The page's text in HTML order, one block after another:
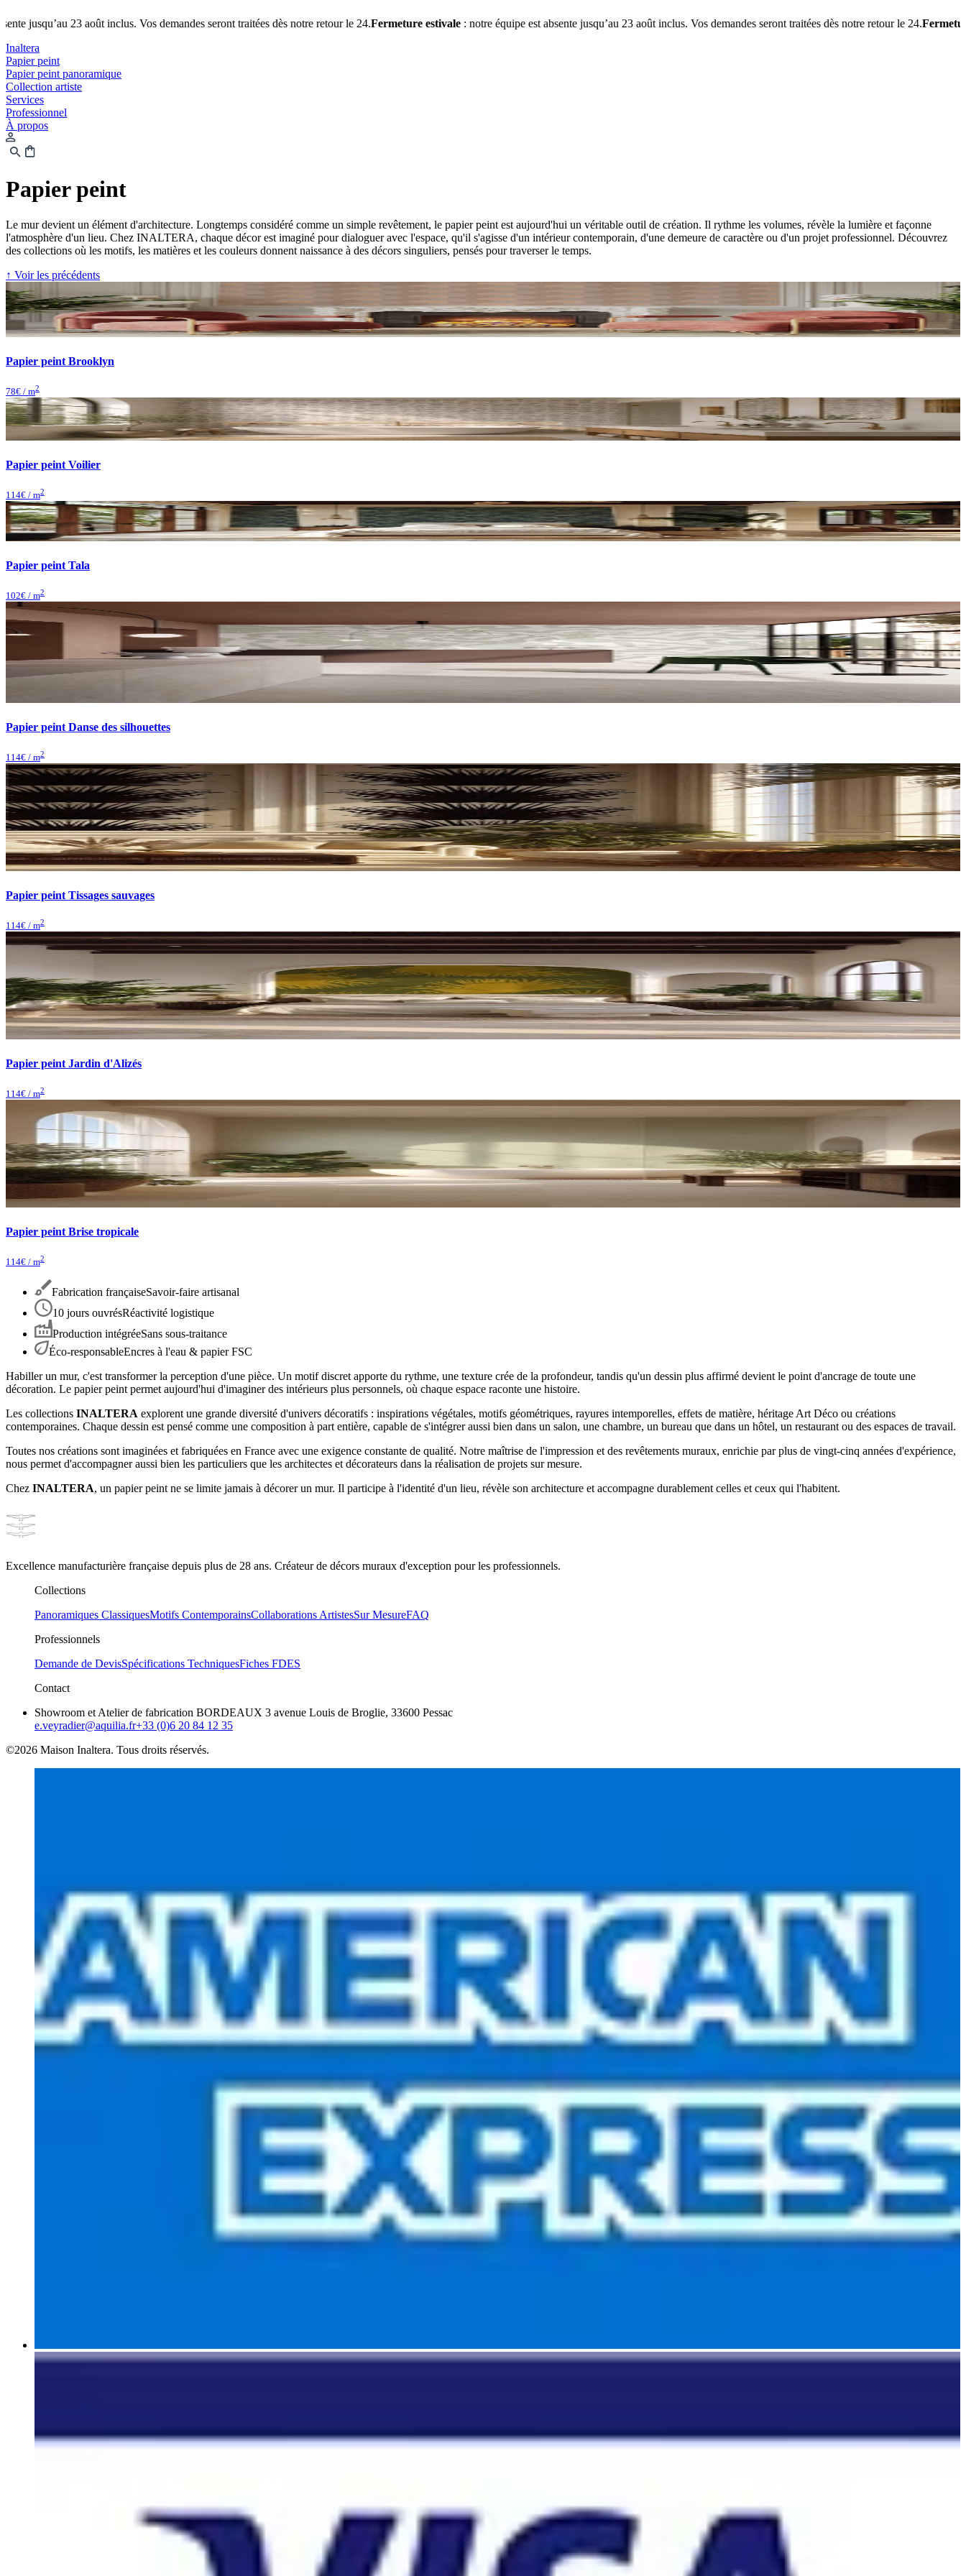
23 août inclus. Vos demandes seront traitées dès notre retour le 24.Fermeture estivale: notre équipe est absente jusqu’au 23 août inclus. Vos demandes seront traitées dès notre retour le 24.Fermeture estivale:
Inaltera
Papier peint
Papier peint panoramique
Collection artiste
Services
Professionnel
À propos
Papier peint
Le mur devient un élément d'architecture. Longtemps considéré comme un simple revêtement, le papier peint est aujourd'hui un véritable outil de création. Il rythme les volumes, révèle la lumière et façonne
l'atmosphère d'un lieu. Chez INALTERA, chaque décor est imaginé pour dialoguer avec l'espace, qu'il s'agisse d'un intérieur contemporain, d'une demeure de caractère ou d'un projet professionnel. Découvrez
des collections où les motifs, les matières et les couleurs donnent naissance à des décors singuliers, pensés pour traverser le temps.
↑ Voir les précédents
Papier peint Brooklyn
78€ / m2
Papier peint Voilier
114€ / m2
Papier peint Tala
102€ / m2
Papier peint Danse des silhouettes
114€ / m2
Papier peint Tissages sauvages
114€ / m2
Papier peint Jardin d'Alizés
114€ / m2
Papier peint Brise tropicale
114€ / m2
Fabrication françaiseSavoir-faire artisanal
10 jours ouvrésRéactivité logistique
Production intégréeSans sous-traitance
Éco-responsableEncres à l'eau & papier FSC
Habiller un mur, c'est transformer la perception d'une pièce. Un motif discret apporte du rythme, une texture crée de la profondeur, tandis qu'un dessin plus affirmé devient le point d'ancrage de toute une
décoration. Le papier peint permet aujourd'hui d'imaginer des intérieurs plus personnels, où chaque espace raconte une histoire.
Les collections INALTERA explorent une grande diversité d'univers décoratifs : inspirations végétales, motifs géométriques, rayures intemporelles, effets de matière, héritage Art Déco ou créations
contemporaines. Chaque dessin est pensé comme une composition à part entière, capable de s'intégrer aussi bien dans un salon, une chambre, un bureau que dans un hôtel, un restaurant ou des espaces de travail.
Toutes nos créations sont imaginées et fabriquées en France avec une exigence constante de qualité. Notre maîtrise de l'impression et des revêtements muraux, enrichie par plus de vingt-cinq années d'expérience,
nous permet d'accompagner aussi bien les particuliers que les architectes et décorateurs dans la réalisation de projets sur mesure.
Chez INALTERA, un papier peint ne se limite jamais à décorer un mur. Il participe à l'identité d'un lieu, révèle son architecture et accompagne durablement celles et ceux qui l'habitent.
Excellence manufacturière française depuis plus de 28 ans. Créateur de décors muraux d'exception pour les professionnels.
Collections
Panoramiques ClassiquesMotifs ContemporainsCollaborations ArtistesSur MesureFAQ
Professionnels
Demande de DevisSpécifications TechniquesFiches FDES
Contact
Showroom et Atelier de fabrication BORDEAUX 3 avenue Louis de Broglie, 33600 Pessac
e.veyradier@aquilia.fr+33 (0)6 20 84 12 35
©2026 Maison Inaltera. Tous droits réservés.